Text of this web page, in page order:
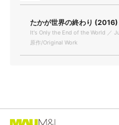
たかが世界の終わり (2016)
It's Only the End of the World ／
原作/Original Work